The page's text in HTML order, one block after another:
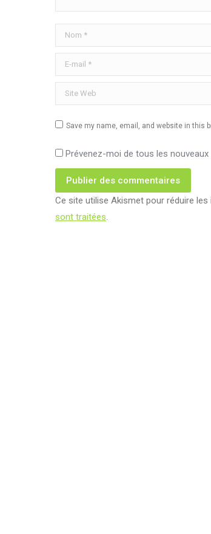
Nom *
E-mail *
Site Web
Save my name, email, and website in this
Prévenez-moi de tous les
Publier des commentaires
Ce site utilise Akismet pour réduire les
sont traitées.